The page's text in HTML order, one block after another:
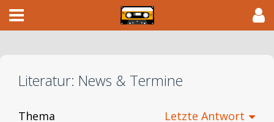
Literatur: News & Termine
Thema Letzte Antwort